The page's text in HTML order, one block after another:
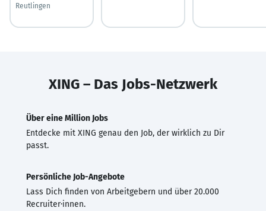
Reutlingen
XING – Das Jobs-Netzwerk
Über eine Million Jobs
Entdecke mit XING genau den Job, der wirklich zu Dir
passt.
Persönliche Job-Angebote
Lass Dich finden von Arbeitgebern und über 20.000
Recruiter·innen.